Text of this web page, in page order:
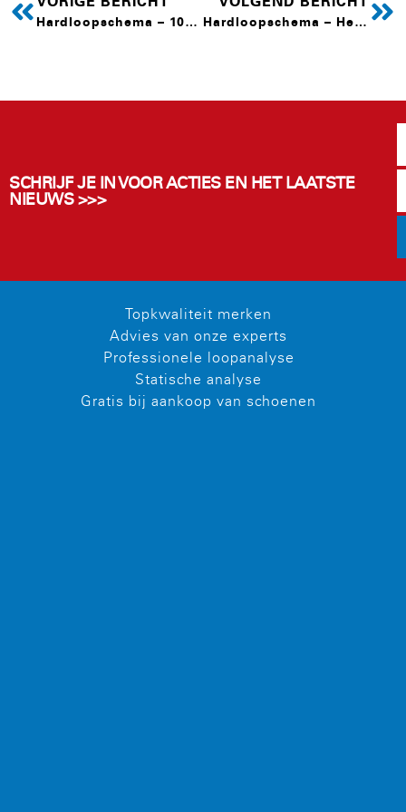
Hardloopschema – 10-15KM Hardloopschema – Hele marathon
SCHRIJF JE IN VOOR ACTIES EN HET LAATSTE
NIEUWS >>>
Topkwaliteit merken
Advies van onze experts
Professionele loopanalyse
Statische analyse
Gratis bij aankoop van schoenen